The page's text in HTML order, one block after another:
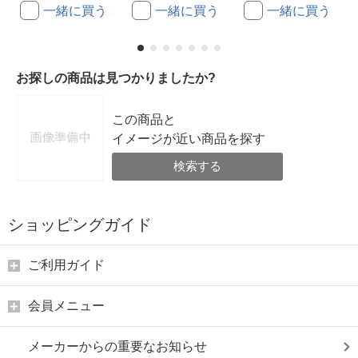
一緒に買う 一緒に買う 一緒に買う
お探しの商品は見つかりましたか?
この商品と
イメージが近い商品を探す
検索する
ショッピングガイド
ご利用ガイド
会員メニュー
メーカーからの重要なお知らせ